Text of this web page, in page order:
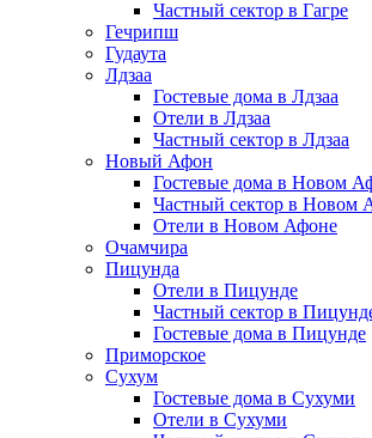
Частный сектор в Гагре
Гечрипш
Гудаута
Лдзаа
Гостевые дома в Лдзаа
Отели в Лдзаа
Частный сектор в Лдзаа
Новый Афон
Гостевые дома в Новом
Частный сектор в Новом
Отели в Новом Афоне
Очамчира
Пицунда
Отели в Пицунде
Частный сектор в
Гостевые дома в Пицунде
Приморское
Сухум
Гостевые дома в Сухуми
Отели в Сухуми